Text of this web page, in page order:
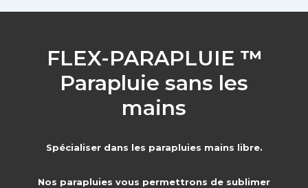
FLEX-PARAPLUIE ™
Parapluie sans les
mains
Spécialiser dans les parapluies mains libre.
Nos parapluies vous permettrons de sublimer